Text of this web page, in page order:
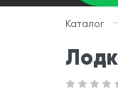
Каталог